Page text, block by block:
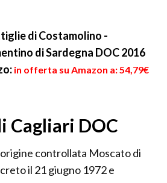
di Costamolino -
di Sardegna DOC 2016
in offerta su Amazon a: 54,79€
Cagliari DOC
controllata Moscato di
il 21 giugno 1972 e